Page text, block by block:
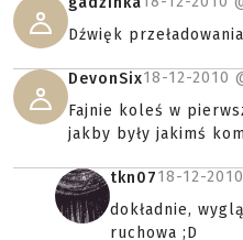
Dźwięk
DevonSix18-12-2010
Fajnie koleś w
jakby były jakimś
tkn0718-12-
dokładnie,
ruchowa ;D